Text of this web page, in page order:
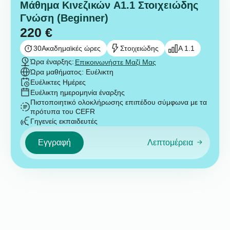
Μάθημα Κινεζικών A1.1 Στοιχειώδης
Γνώση (Beginner)
220 €
30Ακαδημαϊκές ώρες Στοιχειώδης
A 1.1
Ώρα έναρξης: Επικοινωνήστε Μαζί Μας
Ώρα μαθήματος: Ευέλικτη
Ευέλικτες Ημέρες
Ευέλικτη ημερομηνία έναρξης
Πιστοποιητικό ολοκλήρωσης επιπέδου σύμφωνα με τα
πρότυπα του CEFR
Γηγενείς εκπαιδευτές
Εγγραφή Λεπτομέρεια